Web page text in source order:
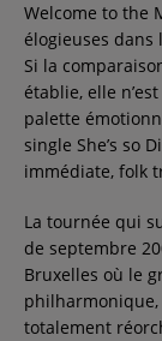
Welcome to the
élogieuses dans
Si la
établie, elle
palette
single She’s so
immédiate, folk
La tournée qui
de septembre
Bruxelles où le
philharmonique,
totalement